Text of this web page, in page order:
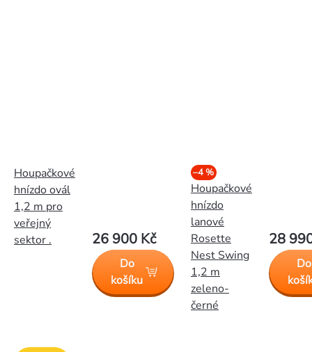
Houpačkové
hnízdo ovál
1,2 m pro
veřejný
sektor .
26 900 Kč
Do
košíku
–4 %
Houpačkové
hnízdo
lanové
Rosette
Nest Swing
1,2 m
zeleno-
černé
28
Do